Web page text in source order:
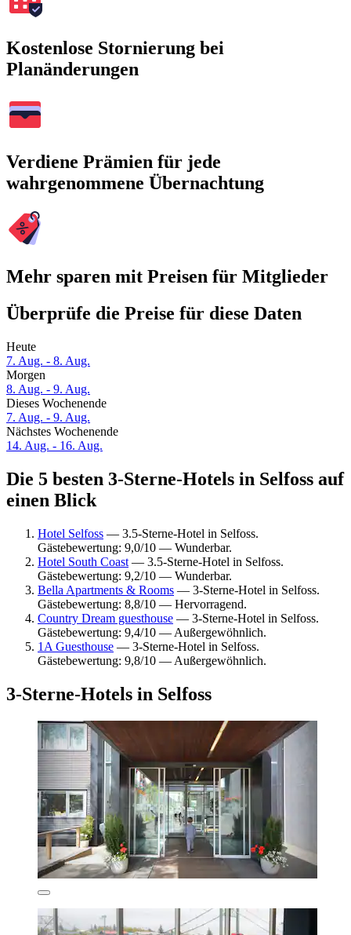
Kostenlose Stornierung bei
Planänderungen
Verdiene Prämien für jede
wahrgenommene Übernachtung
Mehr sparen mit Preisen für Mitglieder
Überprüfe die Preise für diese Daten
Heute
7. Aug. - 8. Aug.
Morgen
8. Aug. - 9. Aug.
Dieses Wochenende
7. Aug. - 9. Aug.
Nächstes Wochenende
14. Aug. - 16. Aug.
Die 5 besten 3-Sterne-Hotels in Selfoss auf
einen Blick
Hotel Selfoss — 3.5-Sterne-Hotel in Selfoss.
Gästebewertung: 9,0/10 — Wunderbar.
Hotel South Coast — 3.5-Sterne-Hotel in Selfoss.
Gästebewertung: 9,2/10 — Wunderbar.
Bella Apartments & Rooms — 3-Sterne-Hotel in Selfoss.
Gästebewertung: 8,8/10 — Hervorragend.
Country Dream guesthouse — 3-Sterne-Hotel in Selfoss.
Gästebewertung: 9,4/10 — Außergewöhnlich.
1A Guesthouse — 3-Sterne-Hotel in Selfoss.
Gästebewertung: 9,8/10 — Außergewöhnlich.
3-Sterne-Hotels in Selfoss